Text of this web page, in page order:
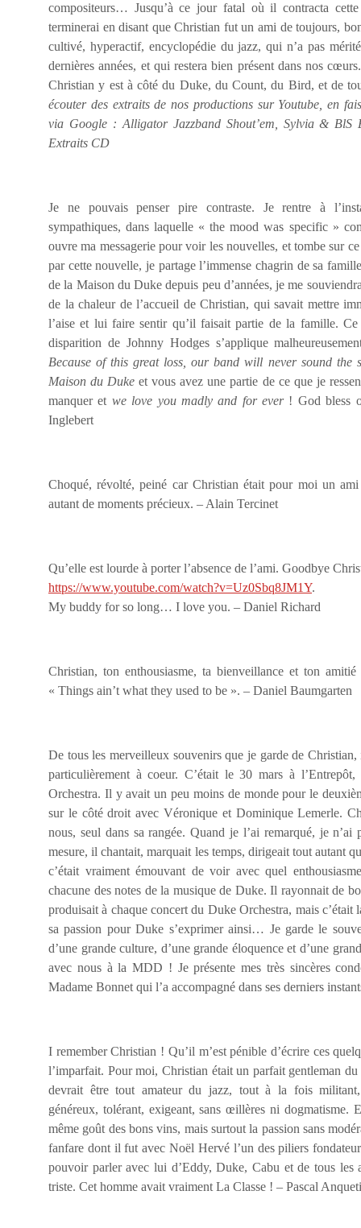
compositeurs… Jusqu’à ce jour fatal où il contracta
terminerai en disant que Christian fut un ami de toujours,
cultivé, hyperactif, encyclopédie du jazz, qui n’a pas
dernières années, et qui restera bien présent dans nos
Christian y est à côté du Duke, du Count, du Bird, et de
écouter des extraits de nos productions sur Youtube, en
via Google : Alligator Jazzband Shout’em, Sylvia &
Extraits CD
Je ne pouvais penser pire contraste. Je rentre à
sympathiques, dans laquelle « the mood was specific »
ouvre ma messagerie pour voir les nouvelles, et tombe sur
par cette nouvelle, je partage l’immense chagrin de sa
de la Maison du Duke depuis peu d’années, je me
de la chaleur de l’accueil de Christian, qui savait mettre
l’aise et lui faire sentir qu’il faisait partie de la famille.
disparition de Johnny Hodges s’applique
Because of this great loss, our band will never sound the
Maison du Duke et vous avez une partie de ce que je
manquer et we love you madly and for ever! God bless
Inglebert
Choqué, révolté, peiné car Christian était pour moi un
autant de moments précieux. – Alain Tercinet
Qu’elle est lourde à porter l’absence de l’ami. Goodbye
https://www.youtube.com/watch?v=Uz0Sbq8JM1Y.
My buddy for so long… I love you. – Daniel Richard
Christian, ton enthousiasme, ta bienveillance et ton
« Things ain’t what they used to be ». – Daniel Baumgarten
De tous les merveilleux souvenirs que je garde de
particulièrement à coeur. C’était le 30 mars à
Orchestra. Il y avait un peu moins de monde pour le
sur le côté droit avec Véronique et Dominique Lemerle.
nous, seul dans sa rangée. Quand je l’ai remarqué, je
mesure, il chantait, marquait les temps, dirigeait tout autant
c’était vraiment émouvant de voir avec quel
chacune des notes de la musique de Duke. Il rayonnait de
produisait à chaque concert du Duke Orchestra, mais c’était
sa passion pour Duke s’exprimer ainsi… Je garde le
d’une grande culture, d’une grande éloquence et d’une
avec nous à la MDD ! Je présente mes très sincères
Madame Bonnet qui l’a accompagné dans ses derniers
I remember Christian ! Qu’il m’est pénible d’écrire ces
l’imparfait. Pour moi, Christian était un parfait gentleman
devrait être tout amateur du jazz, tout à la fois militant,
généreux, tolérant, exigeant, sans œillères ni dogmatisme.
même goût des bons vins, mais surtout la passion sans
fanfare dont il fut avec Noël Hervé l’un des piliers
pouvoir parler avec lui d’Eddy, Duke, Cabu et de tous les
triste. Cet homme avait vraiment La Classe ! – Pascal